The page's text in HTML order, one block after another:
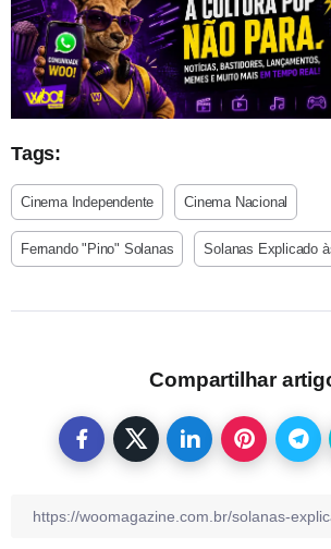
Tags:
Cinema Independente Cinema Nacional
Fernando "Pino" Solanas Solanas Explicado
Compartilhar